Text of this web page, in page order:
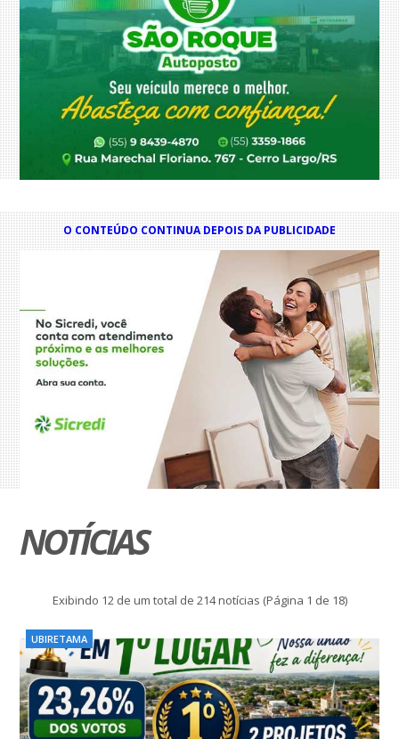
O CONTEÚDO CONTINUA DEPOIS DA PUBLICIDADE
NOTÍCIAS
Exibindo 12 de um total de 214 notícias (Página 1 de 18)
UBIRETAMA